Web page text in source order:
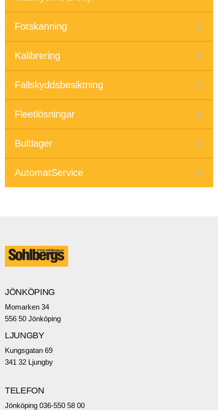
Fotskanning
Kalibrering
Fallskyddsbesiktning
Fleetlösningar
Bultlager
AutomatService
JÖNKÖPING
Momarken 34
556 50 Jönköping
LJUNGBY
Kungsgatan 69
341 32 Ljungby
TELEFON
Jönköping 036-550 58 00